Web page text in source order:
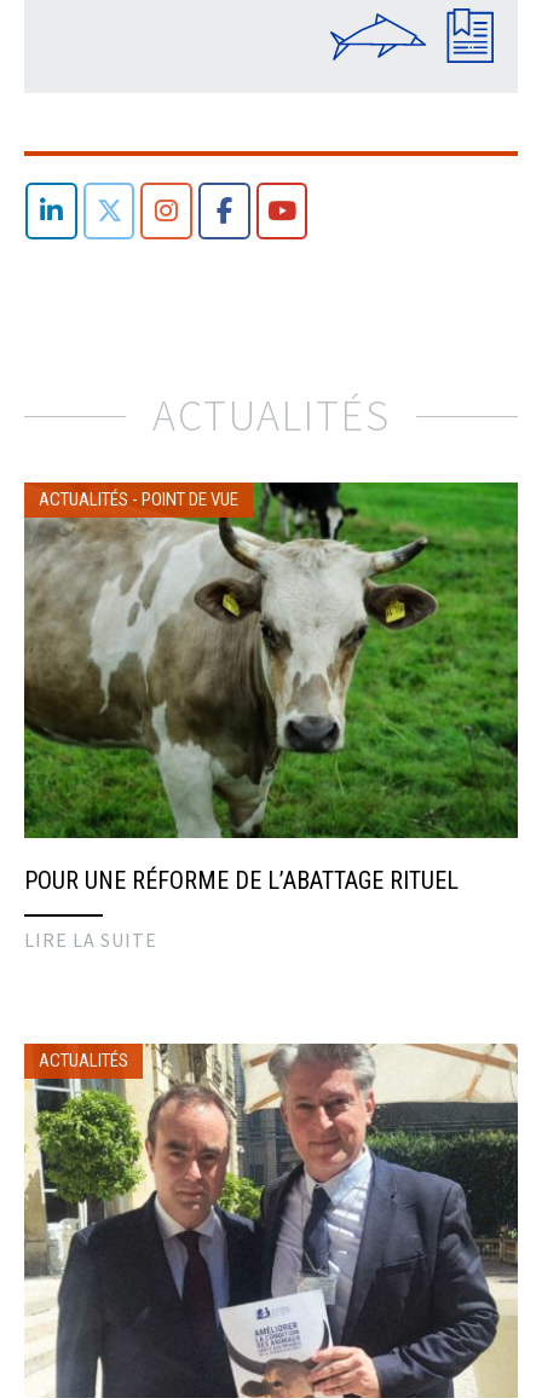
ACTUALITÉS
ACTUALITÉS - POINT DE VUE
POUR UNE RÉFORME DE L’ABATTAGE RITUEL
LIRE LA SUITE
ACTUALITÉS